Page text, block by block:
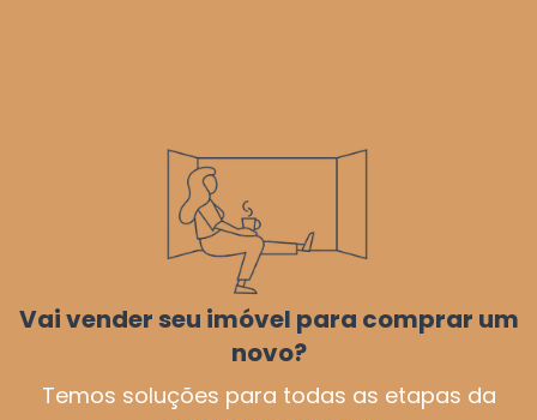
Vai vender seu imóvel para comprar um
novo?
Temos soluções para todas as etapas da